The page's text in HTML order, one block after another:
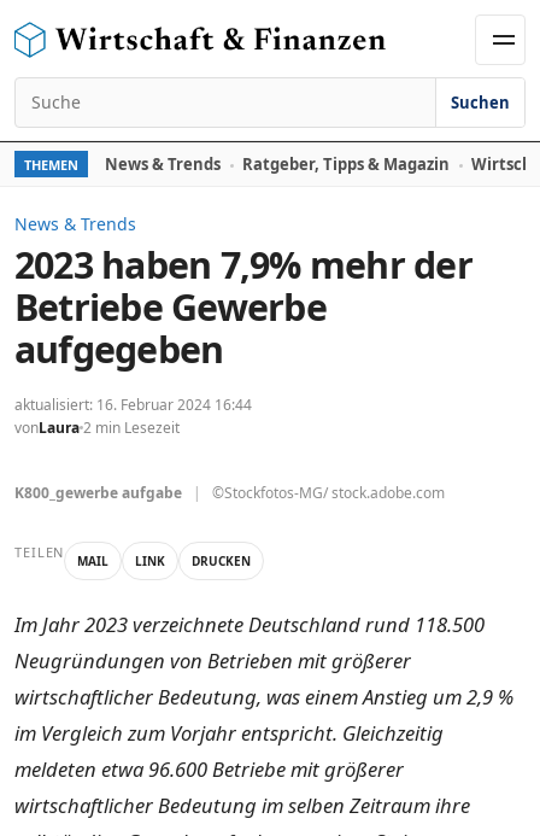
Suchen nach:
Suchen
THEMEN News & Trends Ratgeber, Tipps & Magazin
News & Trends
2023 haben 7,9% mehr der
Betriebe Gewerbe
aufgegeben
aktualisiert: 16. Februar 2024 16:44
vonLaura2 min Lesezeit
K800_gewerbe aufgabe | ©Stockfotos-MG/ stock.adobe.com
TEILEN MAIL LINK DRUCKEN
Im Jahr 2023 verzeichnete Deutschland rund 118.500
Neugründungen von Betrieben mit größerer
wirtschaftlicher Bedeutung, was einem Anstieg um 2,9 %
im Vergleich zum Vorjahr entspricht. Gleichzeitig
meldeten etwa 96.600 Betriebe mit größerer
wirtschaftlicher Bedeutung im selben Zeitraum ihre